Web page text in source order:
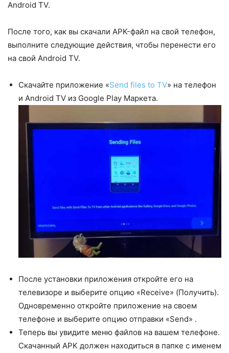
Android TV.
После того, как вы скачали APK-файл на свой телефон,
выполните следующие действия, чтобы перенести его
на свой Android TV.
Скачайте приложение «Send files to TV» на телефон
и Android TV из Google Play Маркета.
После установки приложения откройте его на
телевизоре и выберите опцию «Receive» (Получить).
Одновременно откройте приложение на своем
телефоне и выберите опцию отправки «Send» .
Теперь вы увидите меню файлов на вашем телефоне.
Скачанный APK должен находиться в папке с именем